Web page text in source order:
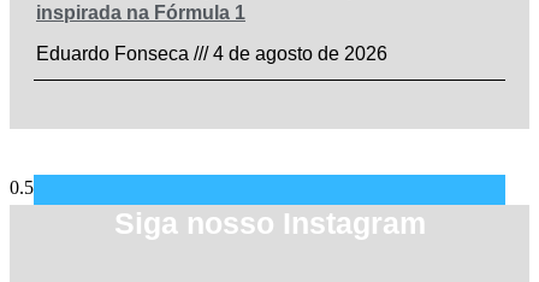
inspirada na Fórmula 1
Eduardo Fonseca
4 de agosto de 2026
Siga nosso Instagram